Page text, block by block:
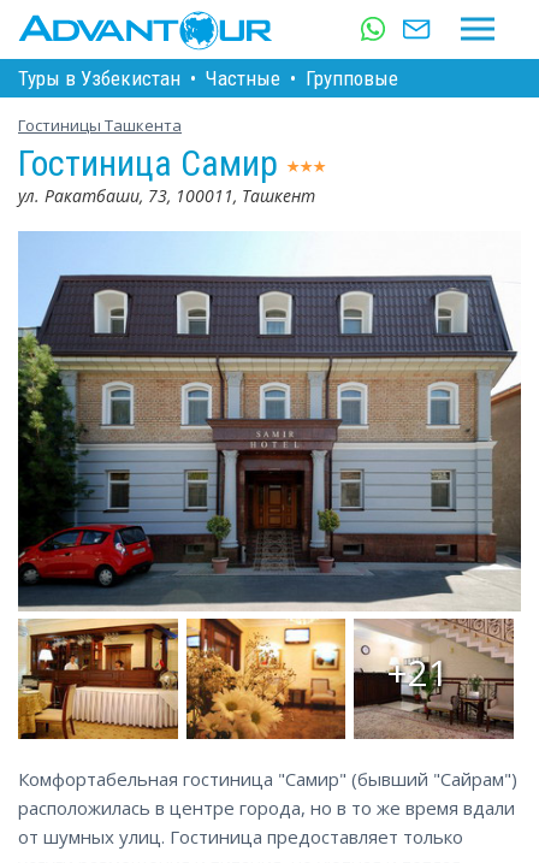
Туры в Узбекистан • Частные • Групповые
Гостиницы Ташкента
Гостиница Самир
ул. Ракатбаши, 73, 100011, Ташкент
+21
Комфортабельная гостиница "Самир" (бывший "Сайрам")
расположилась в центре города, но в то же время вдали
от шумных улиц. Гостиница предоставляет только